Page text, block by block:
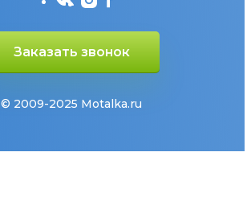
Заказать звонок
© 2009-2025 Motalka.ru